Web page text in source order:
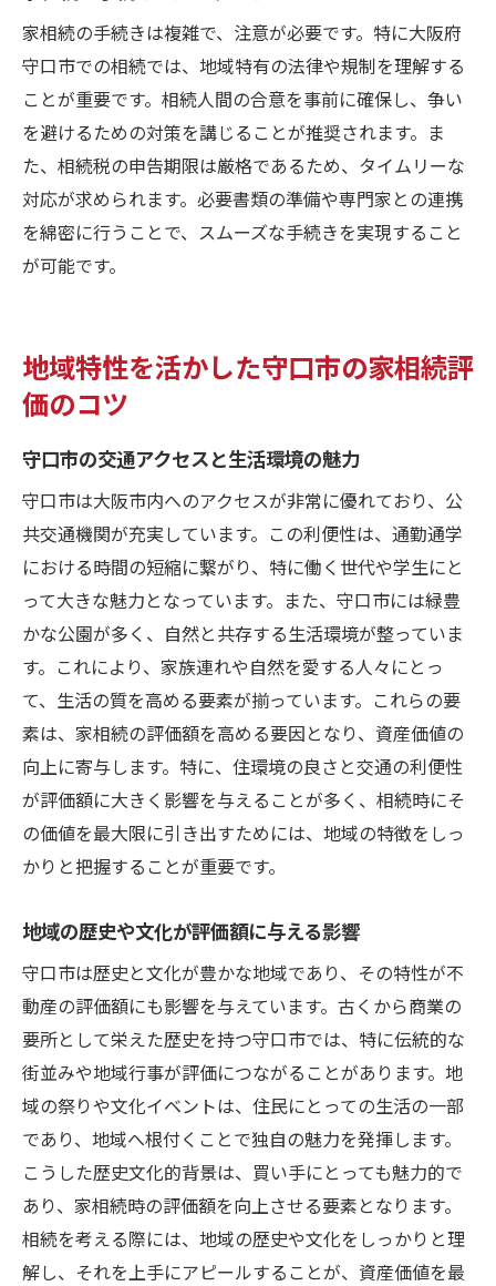
家相続の手続きは複雑で、注意が必要です。特に大阪府
守口市での相続では、地域特有の法律や規制を理解する
ことが重要です。相続人間の合意を事前に確保し、争い
を避けるための対策を講じることが推奨されます。ま
た、相続税の申告期限は厳格であるため、タイムリーな
対応が求められます。必要書類の準備や専門家との連携
を綿密に行うことで、スムーズな手続きを実現すること
が可能です。
地域特性を活かした守口市の家相続評
価のコツ
守口市の交通アクセスと生活環境の魅力
守口市は大阪市内へのアクセスが非常に優れており、公
共交通機関が充実しています。この利便性は、通勤通学
における時間の短縮に繋がり、特に働く世代や学生にと
って大きな魅力となっています。また、守口市には緑豊
かな公園が多く、自然と共存する生活環境が整っていま
す。これにより、家族連れや自然を愛する人々にとっ
て、生活の質を高める要素が揃っています。これらの要
素は、家相続の評価額を高める要因となり、資産価値の
向上に寄与します。特に、住環境の良さと交通の利便性
が評価額に大きく影響を与えることが多く、相続時にそ
の価値を最大限に引き出すためには、地域の特徴をしっ
かりと把握することが重要です。
地域の歴史や文化が評価額に与える影響
守口市は歴史と文化が豊かな地域であり、その特性が不
動産の評価額にも影響を与えています。古くから商業の
要所として栄えた歴史を持つ守口市では、特に伝統的な
街並みや地域行事が評価につながることがあります。地
域の祭りや文化イベントは、住民にとっての生活の一部
であり、地域へ根付くことで独自の魅力を発揮します。
こうした歴史文化的背景は、買い手にとっても魅力的で
あり、家相続時の評価額を向上させる要素となります。
相続を考える際には、地域の歴史や文化をしっかりと理
解し、それを上手にアピールすることが、資産価値を最